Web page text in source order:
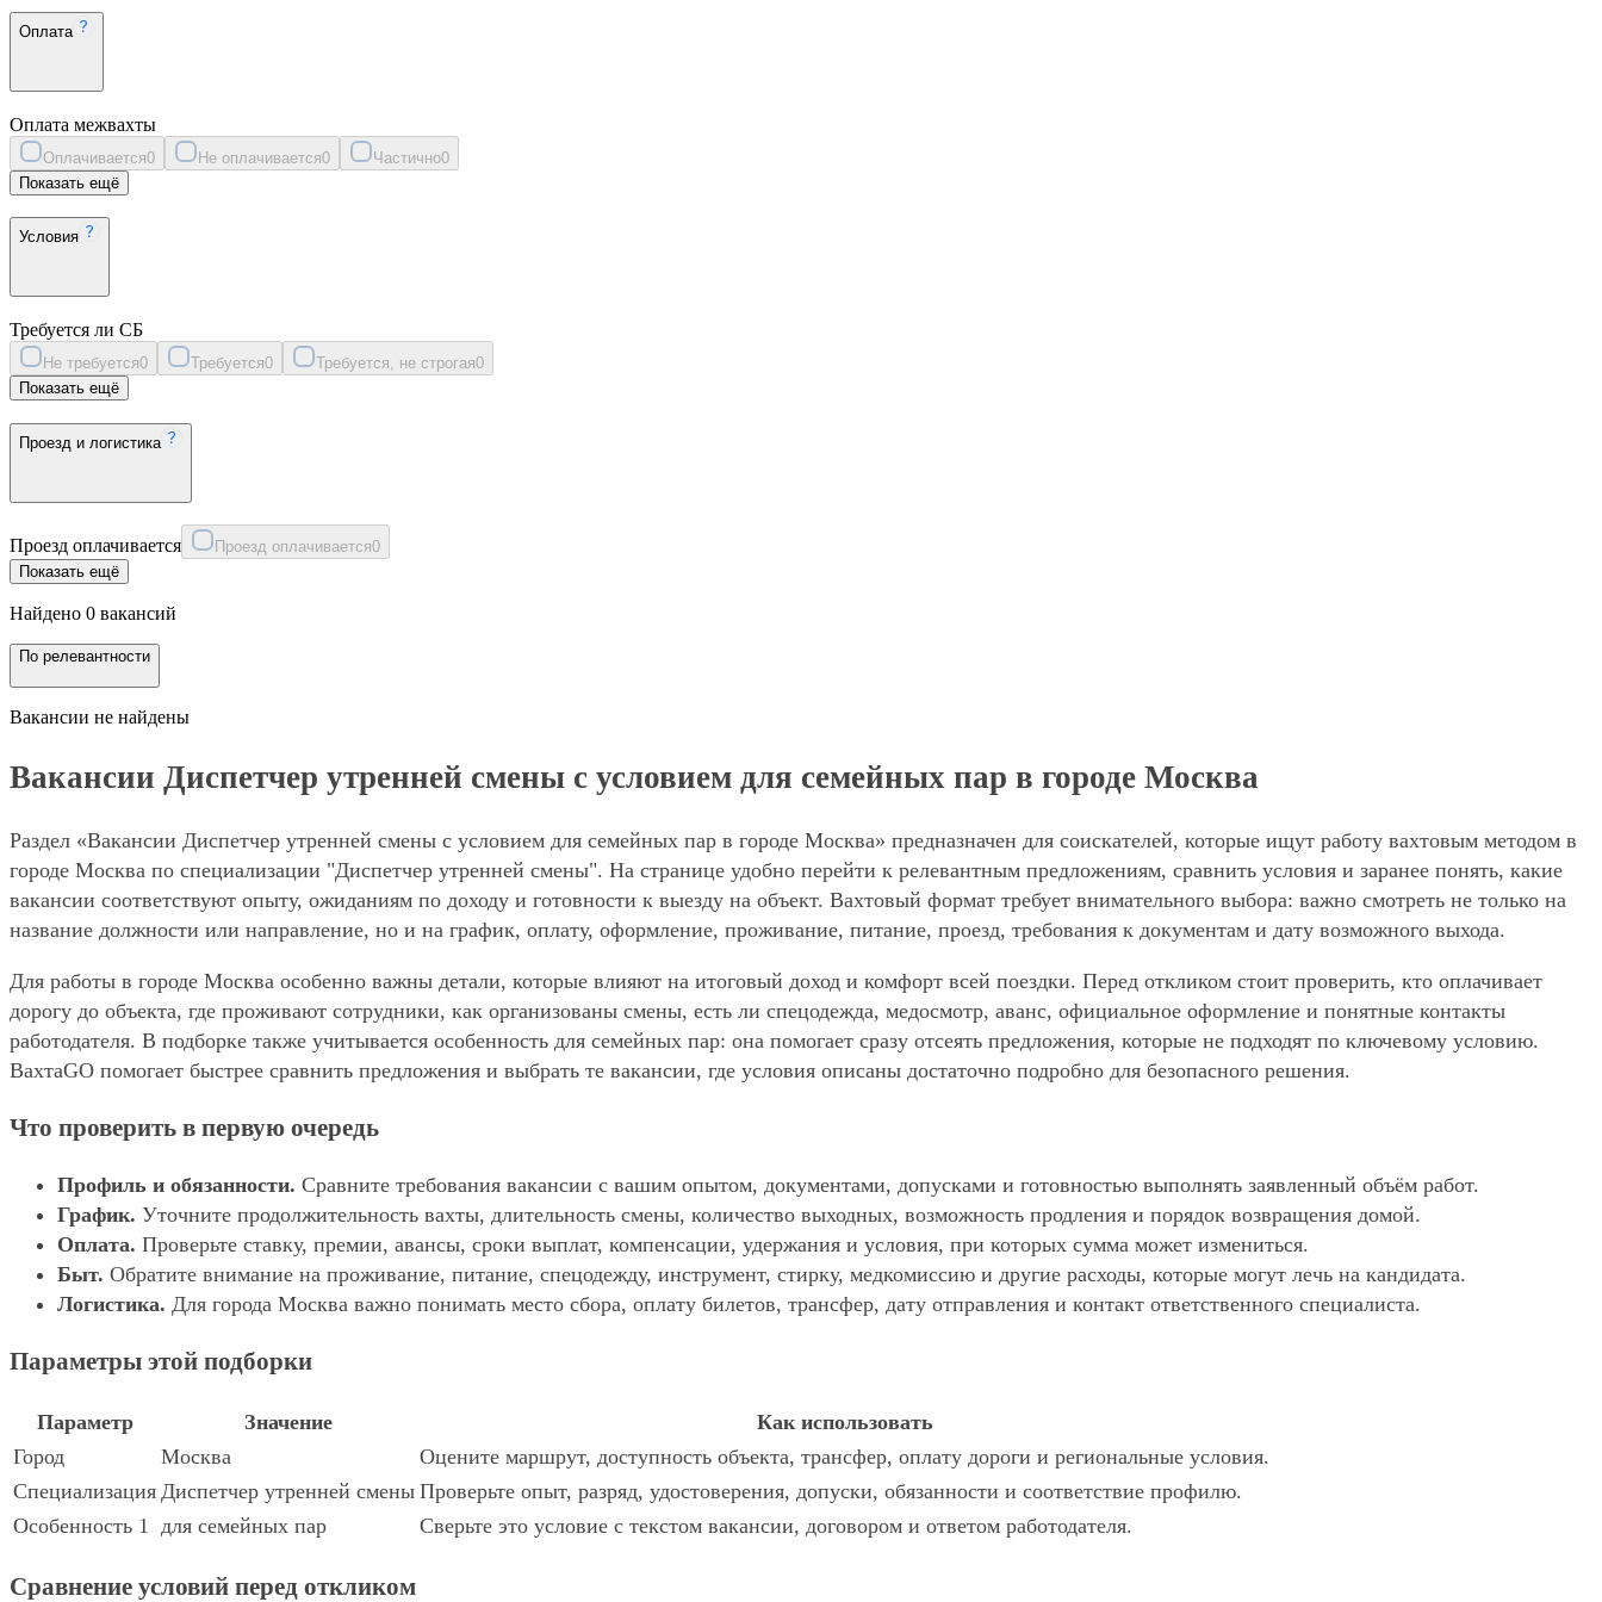
Оплата
Оплата межвахты
Оплачивается0 Не оплачивается0 Частично0
Показать ещё
Условия
Требуется ли СБ
Не требуется0 Требуется0 Требуется, не строгая0
Показать ещё
Проезд и логистика
Проезд оплачивается Проезд оплачивается0
Показать ещё
Найдено 0 вакансий
По релевантности
Вакансии не найдены
Вакансии Диспетчер утренней смены с условием для семейных пар в городе Москва
Раздел «Вакансии Диспетчер утренней смены с условием для семейных пар в городе Москва» предназначен для соискателей, которые ищут работу вахтовым методом в
городе Москва по специализации "Диспетчер утренней смены". На странице удобно перейти к релевантным предложениям, сравнить условия и заранее понять, какие
вакансии соответствуют опыту, ожиданиям по доходу и готовности к выезду на объект. Вахтовый формат требует внимательного выбора: важно смотреть не только на
название должности или направление, но и на график, оплату, оформление, проживание, питание, проезд, требования к документам и дату возможного выхода.
Для работы в городе Москва особенно важны детали, которые влияют на итоговый доход и комфорт всей поездки. Перед откликом стоит проверить, кто оплачивает
дорогу до объекта, где проживают сотрудники, как организованы смены, есть ли спецодежда, медосмотр, аванс, официальное оформление и понятные контакты
работодателя. В подборке также учитывается особенность для семейных пар: она помогает сразу отсеять предложения, которые не подходят по ключевому условию.
ВахтаGO помогает быстрее сравнить предложения и выбрать те вакансии, где условия описаны достаточно подробно для безопасного решения.
Что проверить в первую очередь
Профиль и обязанности. Сравните требования вакансии с вашим опытом, документами, допусками и готовностью выполнять заявленный объём работ.
График. Уточните продолжительность вахты, длительность смены, количество выходных, возможность продления и порядок возвращения домой.
Оплата. Проверьте ставку, премии, авансы, сроки выплат, компенсации, удержания и условия, при которых сумма может измениться.
Быт. Обратите внимание на проживание, питание, спецодежду, инструмент, стирку, медкомиссию и другие расходы, которые могут лечь на кандидата.
Логистика. Для города Москва важно понимать место сбора, оплату билетов, трансфер, дату отправления и контакт ответственного специалиста.
Параметры этой подборки
Параметр Значение
Как использовать
Город
Москва
Оцените маршрут, доступность объекта, трансфер, оплату дороги и региональные условия.
Специализация Диспетчер утренней смены Проверьте опыт, разряд, удостоверения, допуски, обязанности и соответствие профилю.
Особенность 1 для семейных пар Сверьте это условие с текстом вакансии, договором и ответом работодателя.
Сравнение условий перед откликом